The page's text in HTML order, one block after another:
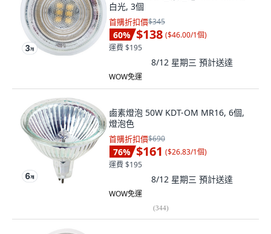
白光, 3個
首購折扣價$345
60% $138 ($46.00/1個)
運費 $195
8/12 星期三 預計送達
WOW免運
鹵素燈泡 50W KDT-OM MR16, 6個,
燈泡色
首購折扣價$690
76% $161 ($26.83/1個)
運費 $195
8/12 星期三 預計送達
WOW免運
(344)